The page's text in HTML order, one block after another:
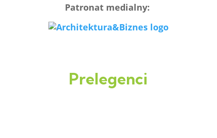
Patronat medialny:
Prelegenci